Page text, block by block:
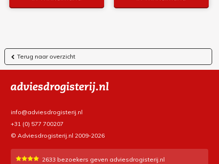
Terug naar overzicht
info@adviesdrogisterij.nl
+31 (0) 577 700207
© Adviesdrogisterij.nl 2009-2026
2633 bezoekers geven adviesdrogisterij.nl